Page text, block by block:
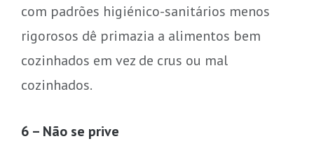
com padrões higiénico-sanitários menos
rigorosos dê primazia a alimentos bem
cozinhados em vez de crus ou mal
cozinhados.
6 – Não se prive